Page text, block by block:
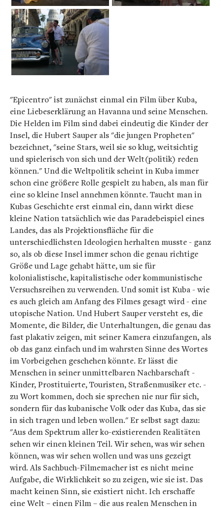
"Epicentro" ist zunächst einmal ein Film über Kuba,
eine Liebeserklärung an Havanna und seine Menschen.
Die Helden im Film sind dabei eindeutig die Kinder der
Insel, die Hubert Sauper als "die jungen Propheten"
bezeichnet, "seine Stars, weil sie so klug, weitsichtig
und spielerisch von sich und der Welt(politik) reden
können." Und die Weltpolitik scheint in Kuba immer
schon eine größere Rolle gespielt zu haben, als man für
eine so kleine Insel annehmen könnte. Taucht man in
Kubas Geschichte erst einmal ein, dann wirkt diese
kleine Nation tatsächlich wie das Paradebeispiel eines
Landes, das als Projektionsfläche für die
unterschiedlichsten Ideologien herhalten musste - ganz
so, als ob diese Insel immer schon die genau richtige
Größe und Lage gehabt hätte, um sie für
kolonialistische, kapitalistische oder kommunistische
Versuchsreihen zu verwenden. Und somit ist Kuba - wie
es auch gleich am Anfang des Filmes gesagt wird - eine
utopische Nation. Und Hubert Sauper versteht es, die
Momente, die Bilder, die Unterhaltungen, die genau das
fast plakativ zeigen, mit seiner Kamera einzufangen, als
ob das ganz einfach und im wahrsten Sinne des Wortes
im Vorbeigehen geschehen könnte. Er lässt die
Menschen in seiner unmittelbaren Nachbarschaft -
Kinder, Prostituierte, Touristen, Straßenmusiker etc. -
zu Wort kommen, doch sie sprechen nie nur für sich,
sondern für das kubanische Volk oder das Kuba, das sie
in sich tragen und leben wollen." Er selbst sagt dazu:
"Aus dem Spektrum aller ko-existierenden Realitäten
sehen wir einen kleinen Teil. Wir sehen, was wir sehen
können, was wir sehen wollen und was uns gezeigt
wird. Als Sachbuch-Filmemacher ist es nicht meine
Aufgabe, die Wirklichkeit so zu zeigen, wie sie ist. Das
macht keinen Sinn, sie existiert nicht. Ich erschaffe
eine Welt – einen Film – die aus realen Menschen in